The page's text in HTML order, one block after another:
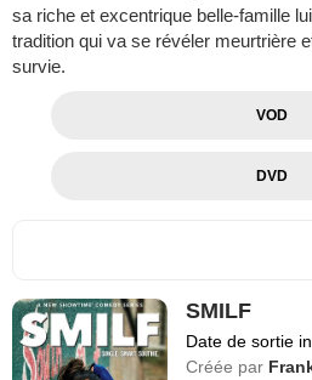
sa riche et excentrique belle-famille
tradition qui va se révéler meurtrière
survie.
VOD
DVD
SMILF
Date de sortie
Créée par